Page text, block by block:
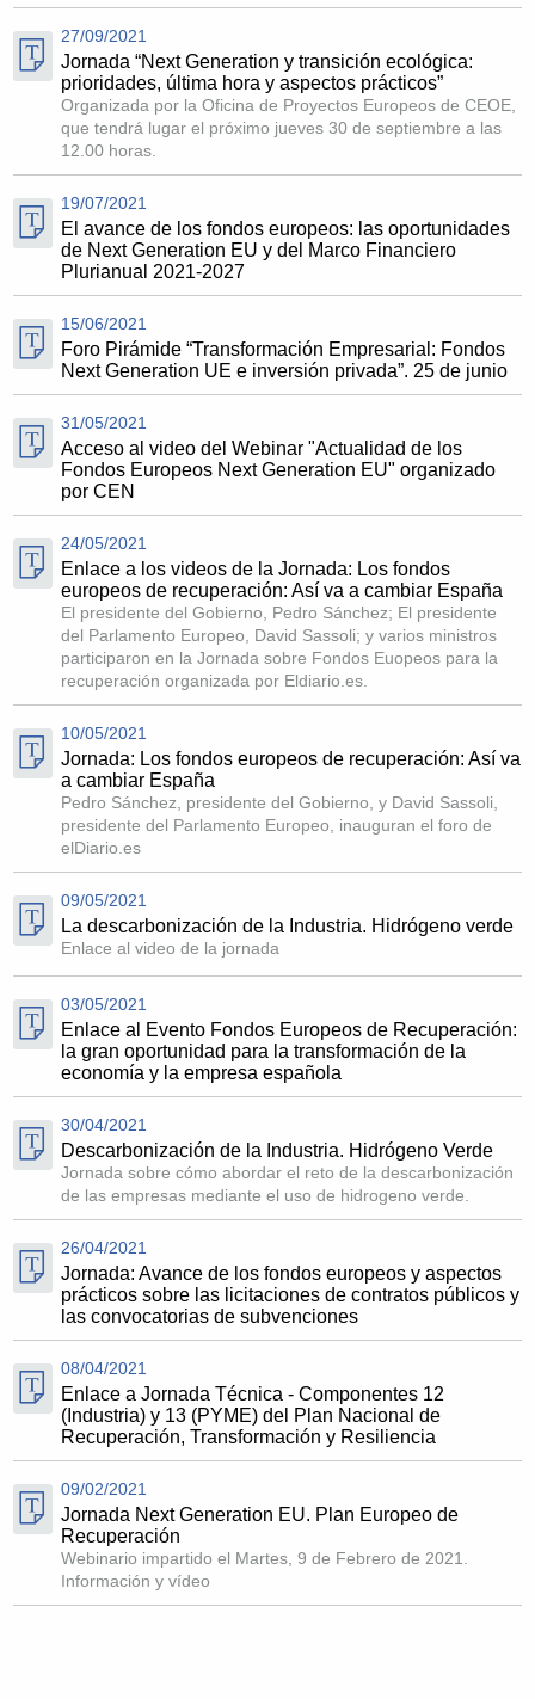
27/09/2021
Jornada “Next Generation y transición ecológica:
prioridades, última hora y aspectos prácticos”
Organizada por la Oficina de Proyectos Europeos de CEOE,
que tendrá lugar el próximo jueves 30 de septiembre a las
12.00 horas.
19/07/2021
El avance de los fondos europeos: las oportunidades
de Next Generation EU y del Marco Financiero
Plurianual 2021-2027
15/06/2021
Foro Pirámide “Transformación Empresarial: Fondos
Next Generation UE e inversión privada”. 25 de junio
31/05/2021
Acceso al video del Webinar "Actualidad de los
Fondos Europeos Next Generation EU" organizado
por CEN
24/05/2021
Enlace a los videos de la Jornada: Los fondos
europeos de recuperación: Así va a cambiar España
El presidente del Gobierno, Pedro Sánchez; El presidente
del Parlamento Europeo, David Sassoli; y varios ministros
participaron en la Jornada sobre Fondos Euopeos para la
recuperación organizada por Eldiario.es.
10/05/2021
Jornada: Los fondos europeos de recuperación: Así va
a cambiar España
Pedro Sánchez, presidente del Gobierno, y David Sassoli,
presidente del Parlamento Europeo, inauguran el foro de
elDiario.es
09/05/2021
La descarbonización de la Industria. Hidrógeno verde
Enlace al video de la jornada
03/05/2021
Enlace al Evento Fondos Europeos de Recuperación:
la gran oportunidad para la transformación de la
economía y la empresa española
30/04/2021
Descarbonización de la Industria. Hidrógeno Verde
Jornada sobre cómo abordar el reto de la descarbonización
de las empr​esas mediante el uso de hidrogeno verde.
26/04/2021
Jornada: Avance de los fondos europeos y aspectos
prácticos sobre las licitaciones de contratos públicos y
las convocatorias de subvenciones
08/04/2021
Enlace a Jornada Técnica - Componentes 12
(Industria) y 13 (PYME) del Plan Nacional de
Recuperación, Transformación y Resiliencia
09/02/2021
Jornada Next Generation EU. Plan Europeo de
Recuperación
Webinario impartido el Martes, 9 de Febrero de 2021.
Información y vídeo